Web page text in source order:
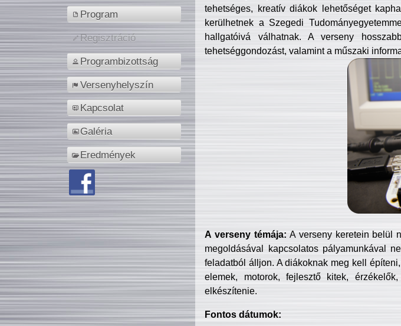
Program
Regisztráció
Programbizottság
Versenyhelyszín
Kapcsolat
Galéria
Eredmények
tehetséges, kreatív diákok lehetőséget
kerülhetnek a Szegedi
hallgatóivá válhatnak. A verseny
tehetséggondozást, valamint a műszaki
A verseny témája: A verseny keretein belül
megoldásával kapcsolatos pályamunkával
feladatból álljon. A diákoknak meg kell
elemek, motorok, fejlesztő kitek,
elkészítenie.
Fontos dátumok: